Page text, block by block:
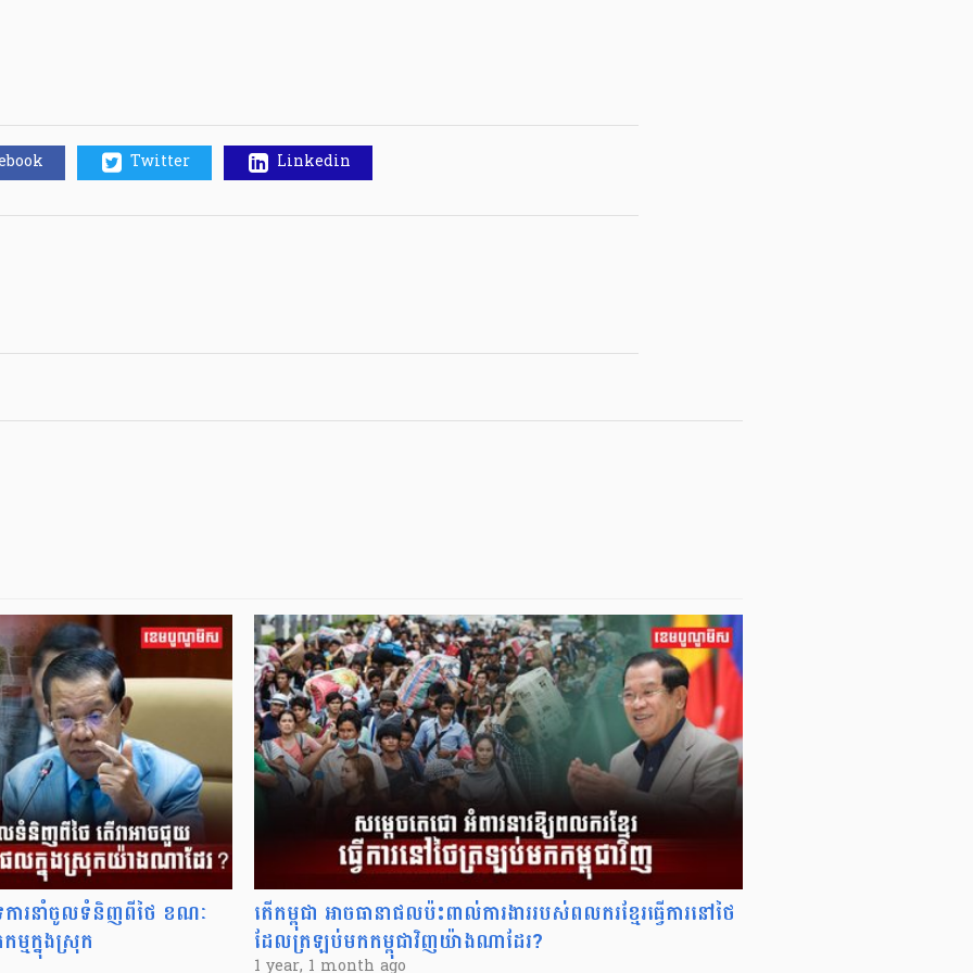
Twitter Linkedin
ារនាំចូលទំនិញពីថៃ ខណៈ
មក្នុងស្រុក
តើកម្ពុជា អាចធានាផលប៉ះពាល់ការងាររបស់ពលករខ្មែរធ្វើការនៅថៃ
ដែលត្រឡប់មកកម្ពុជាវិញយ៉ាងណាដែរ?
1 year, 1 month ago